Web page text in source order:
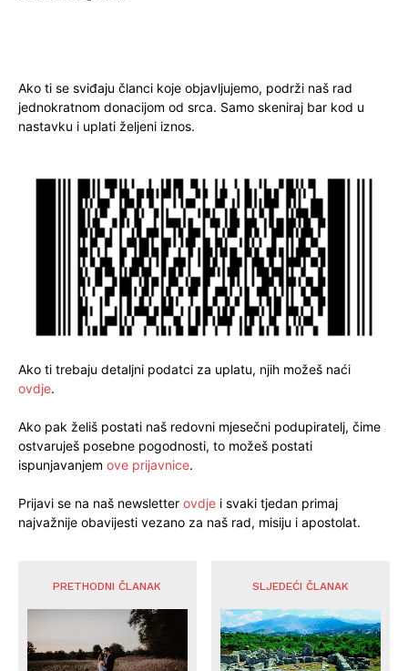
Ako ti se sviđaju članci koje objavljujemo, podrži naš rad
jednokratnom donacijom od srca. Samo skeniraj bar kod u
nastavku i uplati željeni iznos.
Ako ti trebaju detaljni podatci za uplatu, njih možeš naći
ovdje.
Ako pak želiš postati naš redovni mjesečni podupiratelj, čime
ostvaruješ posebne pogodnosti, to možeš postati
ispunjavanjem ove prijavnice.
Prijavi se na naš newsletter ovdje i svaki tjedan primaj
najvažnije obavijesti vezano za naš rad, misiju i apostolat.
PRETHODNI ČLANAK SLJEDEĆI ČLANAK